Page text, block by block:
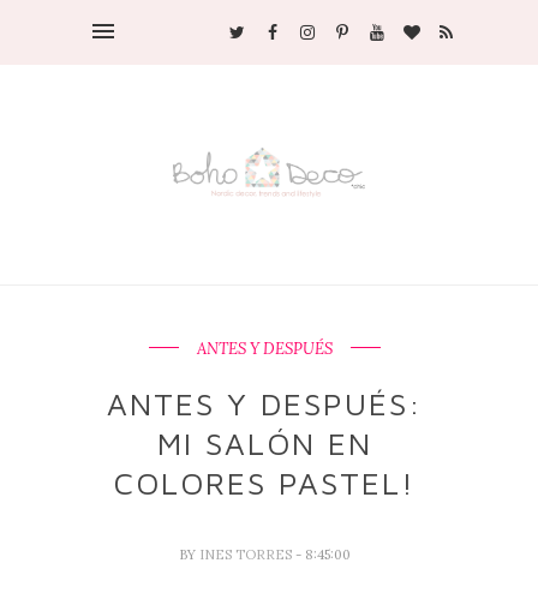
ANTES Y DESPUÉS
ANTES Y DESPUÉS:
MI SALÓN EN
COLORES PASTEL!
BY INES TORRES - 8:45:00